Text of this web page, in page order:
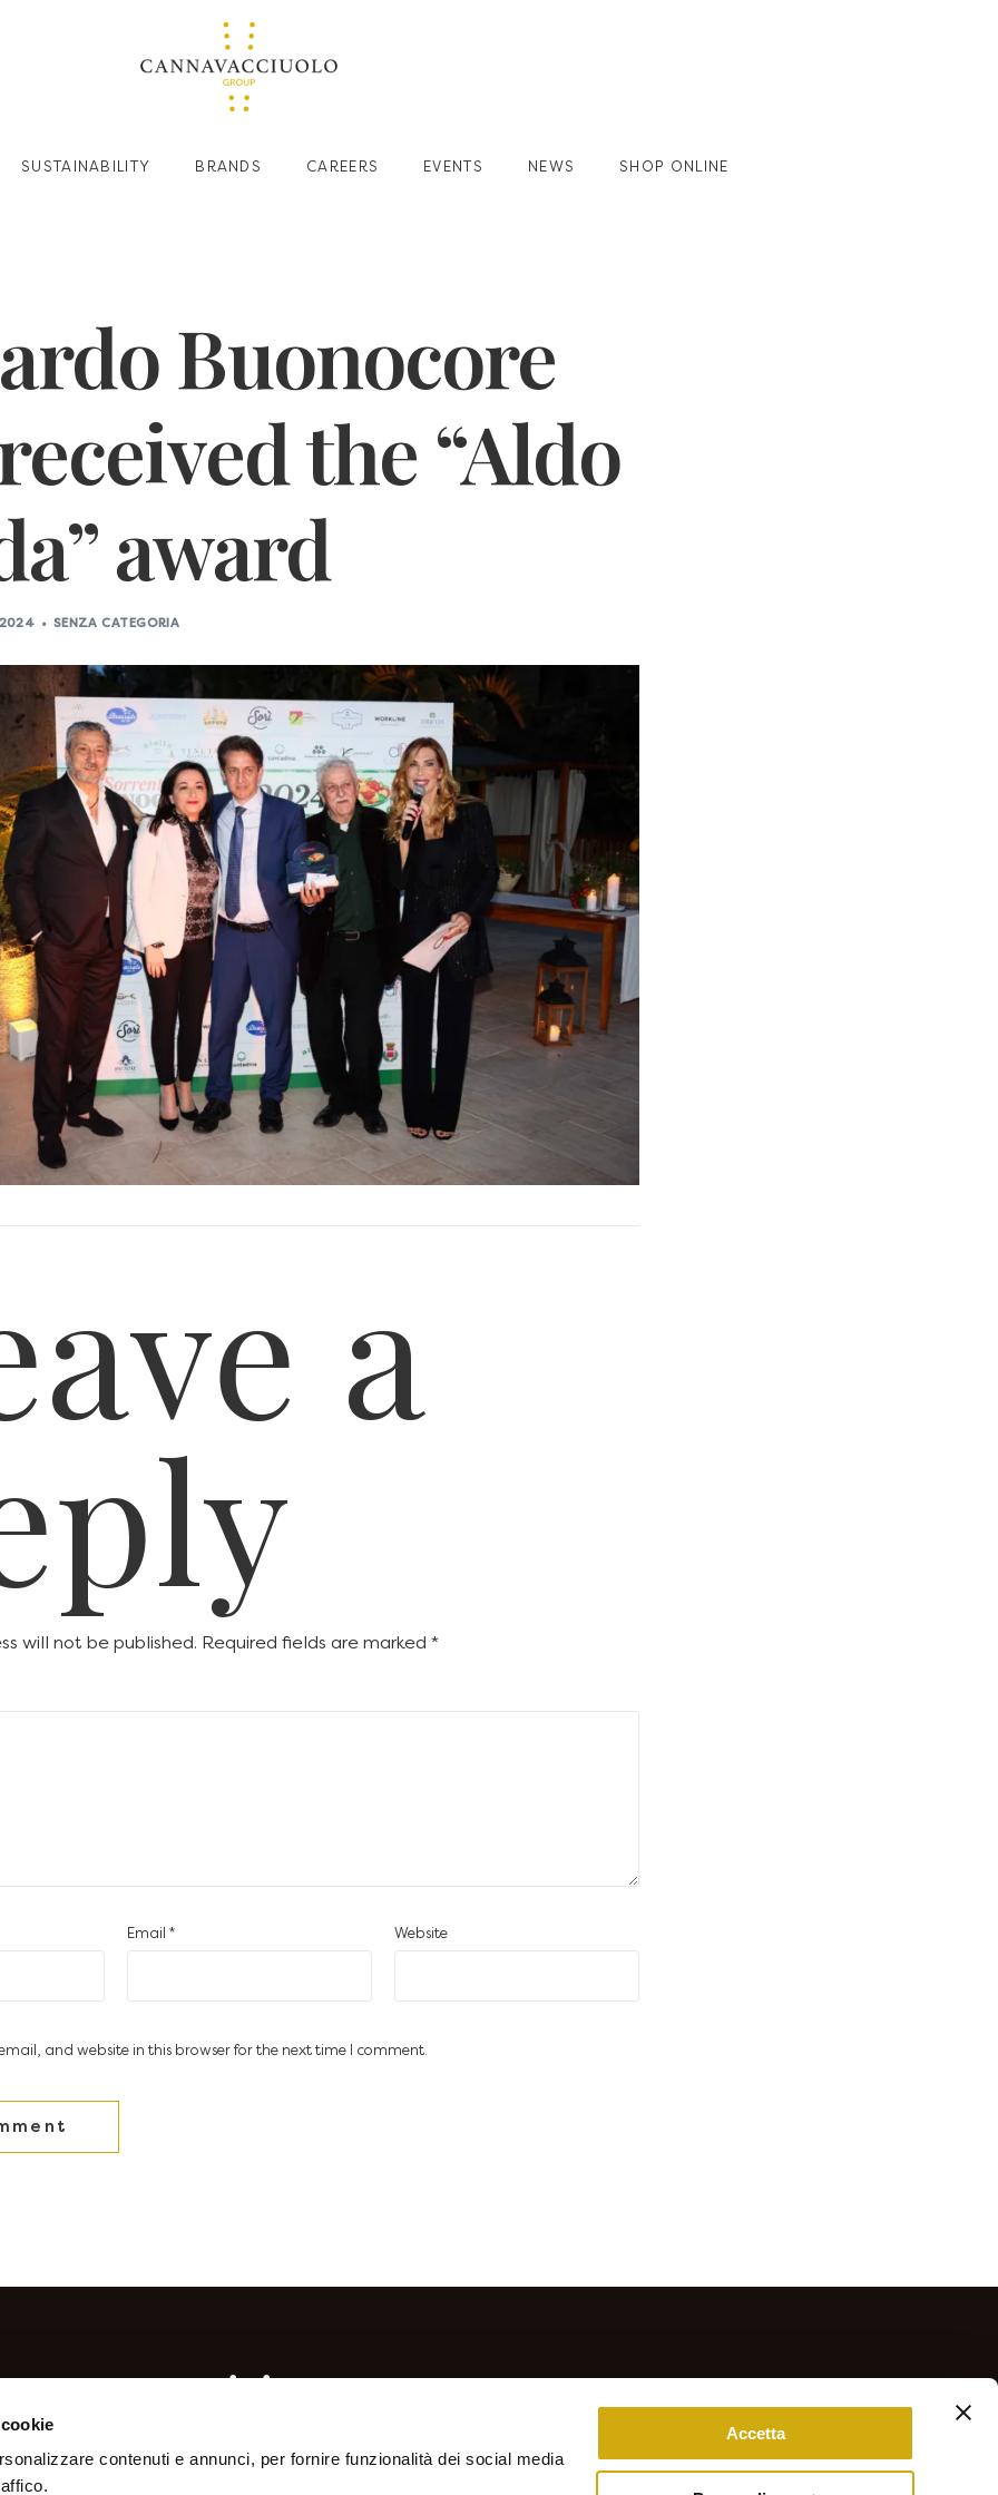
contenuti e annunci, per fornire funzionalità dei social media
Accetta
SUSTAINABILITY BRANDS CAREERS EVENTS NEWS SHOP ONLINE
Buonocore
the “Aldo
award
2024 SENZA CATEGORIA
a
will not be published. Required fields are marked *
Email * Website
and website in this browser for the next time I comment.